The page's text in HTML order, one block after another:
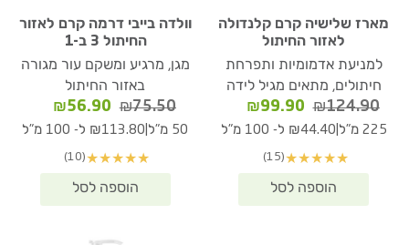
מארז שלישיה קרם קלנדולה
לאזור החיתול
למניעת אדמומיות ותפרחת
חיתולים, מתאים מגיל לידה
₪124.90
המחיר
המקורי
₪124.90.
₪99.90
הנוכחי
225 מ"ל ₪44.40 ל- 100 מ"ל
★
★
★
★
★
(15)
וולדה בייבי דרמה קרם לאזור
החיתול 3 ב-1
מגן, מרגיע ומשקם עור מגורה
באזור החיתול
₪75.50
המחיר
המקורי
₪75.50.
₪56.90
הנוכחי
50 מ"ל ₪113.80 ל- 100 מ"ל
★
★
★
★
★
(10)